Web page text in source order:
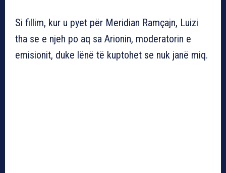
Si fillim, kur u pyet për Meridian Ramçajn, Luizi
tha se e njeh po aq sa Arionin, moderatorin e
emisionit, duke lënë të kuptohet se nuk janë miq.